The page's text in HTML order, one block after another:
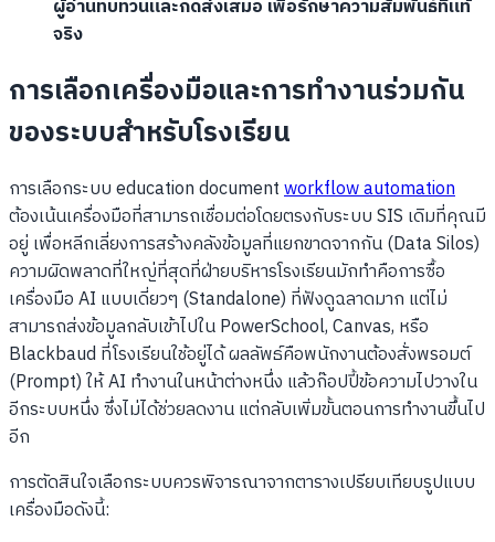
ผู้อ่านทบทวนและกดส่งเสมอ เพื่อรักษาความสัมพันธ์ที่แท้
จริง
การเลือกเครื่องมือและการทำงานร่วมกัน
ของระบบสำหรับโรงเรียน
การเลือกระบบ education documentworkflow automation
ต้องเน้นเครื่องมือที่สามารถเชื่อมต่อโดยตรงกับระบบ SIS เดิมที่คุณมี
อยู่ เพื่อหลีกเลี่ยงการสร้างคลังข้อมูลที่แยกขาดจากกัน (Data Silos)
ความผิดพลาดที่ใหญ่ที่สุดที่ฝ่ายบริหารโรงเรียนมักทำคือการซื้อ
เครื่องมือ AI แบบเดี่ยวๆ (Standalone) ที่ฟังดูฉลาดมาก แต่ไม่
สามารถส่งข้อมูลกลับเข้าไปใน PowerSchool, Canvas, หรือ
Blackbaud ที่โรงเรียนใช้อยู่ได้ ผลลัพธ์คือพนักงานต้องสั่งพรอมต์
(Prompt) ให้ AI ทำงานในหน้าต่างหนึ่ง แล้วก๊อปปี้ข้อความไปวางใน
อีกระบบหนึ่ง ซึ่งไม่ได้ช่วยลดงาน แต่กลับเพิ่มขั้นตอนการทำงานขึ้นไป
อีก
การตัดสินใจเลือกระบบควรพิจารณาจากตารางเปรียบเทียบรูปแบบ
เครื่องมือดังนี้: